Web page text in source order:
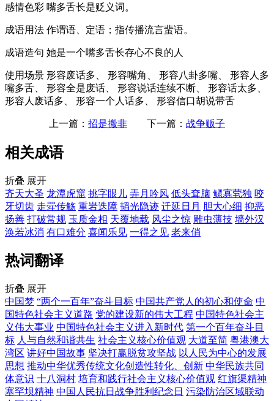
感情色彩 嘴多舌长是贬义词。
成语用法 作谓语、定语；指传播流言蜚语。
成语造句 她是一个嘴多舌长存心不良的人
使用场景 形容废话多、 形容嘴角、 形容八卦多嘴、 形容人多
嘴多舌、 形容全是废话、 形容说话连续不断、 形容话太多、
形容人废话多、 形容一个人话多、 形容信口胡说带舌
上一篇： 招是搬非 下一篇： 战争贩子
相关成语
折叠 展开
齐天大圣 龙潭虎窟 挑字眼儿 弄月吟风 低头耷脑 鳏寡茕独 咬
牙切齿 走斝传觞 重岩迭障 韬光隐迹 迁延日月 胆大心细 抑恶
扬善 打破常规 玉质金相 天覆地载 风尘之惊 雕虫薄技 墙外汉
涣若冰消 有口难分 喜闻乐见 一得之见 老来俏
热词翻译
折叠 展开
中国梦 “两个一百年”奋斗目标 中国共产党人的初心和使命 中
国特色社会主义道路 党的建设新的伟大工程 中国特色社会主
义伟大事业 中国特色社会主义进入新时代 第一个百年奋斗目
标 人与自然和谐共生 社会主义核心价值观 大道至简 粤港澳大
湾区 讲好中国故事 坚决打赢脱贫攻坚战 以人民为中心的发展
思想 推动中华优秀传统文化创造性转化、创新 中华民族共同
体意识 十八洞村 培育和践行社会主义核心价值观 红旗渠精神
塞罕坝精神 中国人民抗日战争胜利纪念日 污染防治区域联动